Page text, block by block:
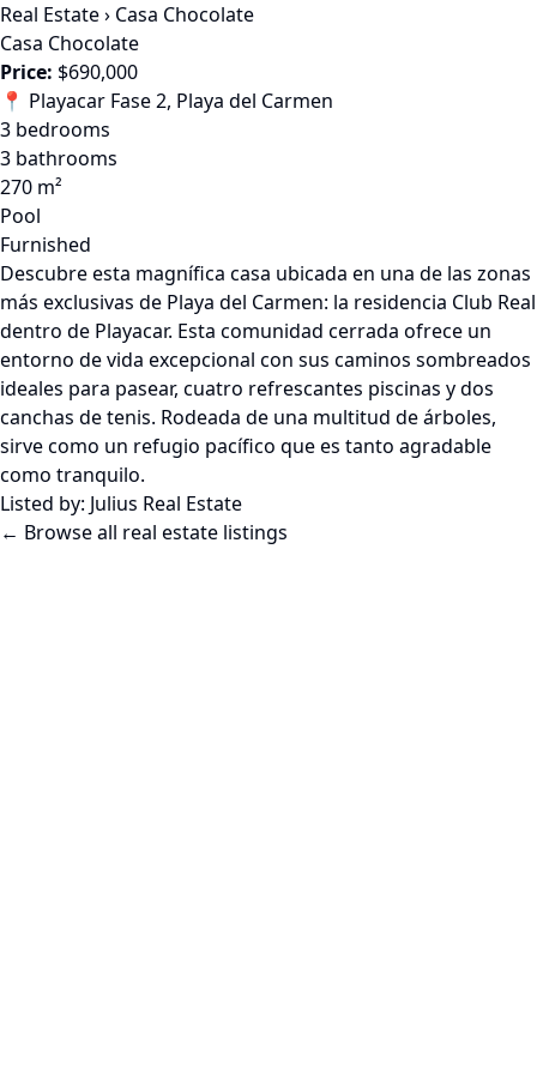
Real Estate› Casa Chocolate
Casa Chocolate
Price: $690,000
📍 Playacar Fase 2, Playa del Carmen
3 bedrooms
3 bathrooms
270 m²
Pool
Furnished
Descubre esta magnífica casa ubicada en una de las zonas
más exclusivas de Playa del Carmen: la residencia Club Real
dentro de Playacar. Esta comunidad cerrada ofrece un
entorno de vida excepcional con sus caminos sombreados
ideales para pasear, cuatro refrescantes piscinas y dos
canchas de tenis. Rodeada de una multitud de árboles,
sirve como un refugio pacífico que es tanto agradable
como tranquilo.
Listed by: Julius Real Estate
← Browse all real estate listings